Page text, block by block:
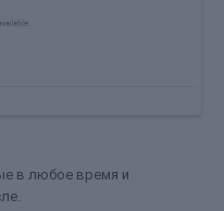
в любое время и